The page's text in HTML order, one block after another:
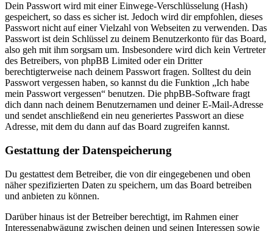
Dein Passwort wird mit einer Einwege-Verschlüsselung (Hash)
gespeichert, so dass es sicher ist. Jedoch wird dir empfohlen, dieses
Passwort nicht auf einer Vielzahl von Webseiten zu verwenden. Das
Passwort ist dein Schlüssel zu deinem Benutzerkonto für das Board,
also geh mit ihm sorgsam um. Insbesondere wird dich kein Vertreter
des Betreibers, von phpBB Limited oder ein Dritter
berechtigterweise nach deinem Passwort fragen. Solltest du dein
Passwort vergessen haben, so kannst du die Funktion „Ich habe
mein Passwort vergessen“ benutzen. Die phpBB-Software fragt
dich dann nach deinem Benutzernamen und deiner E-Mail-Adresse
und sendet anschließend ein neu generiertes Passwort an diese
Adresse, mit dem du dann auf das Board zugreifen kannst.
Gestattung der Datenspeicherung
Du gestattest dem Betreiber, die von dir eingegebenen und oben
näher spezifizierten Daten zu speichern, um das Board betreiben
und anbieten zu können.
Darüber hinaus ist der Betreiber berechtigt, im Rahmen einer
Interessenabwägung zwischen deinen und seinen Interessen sowie